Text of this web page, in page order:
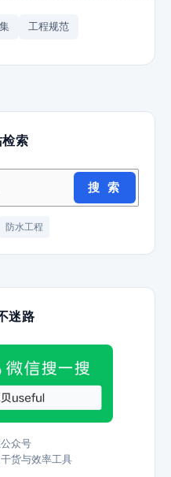
工程规范
索
搜 索
防水工程
迷路
众号
货与效率工具